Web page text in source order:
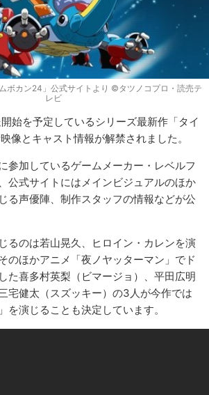
ボカン24」公式サイトより ©タツノコプロ・読売テ
レビ
始を予定しているシリーズ最新作「タイ
像とキャスト情報が解禁されました。
参加しているゲームメーカー・レベルフ
公式サイトにはメインビジュアルのほか
る声優陣、制作スタッフの情報などが公
るのは若山晃久、ヒロイン・カレンを演
のほかアニメ「夜ノヤッターマン」でド
た喜多村英梨（ビマージョ）、平田広明
宅健太（スズッキー）の3人が今作では
を演じることも決定しています。